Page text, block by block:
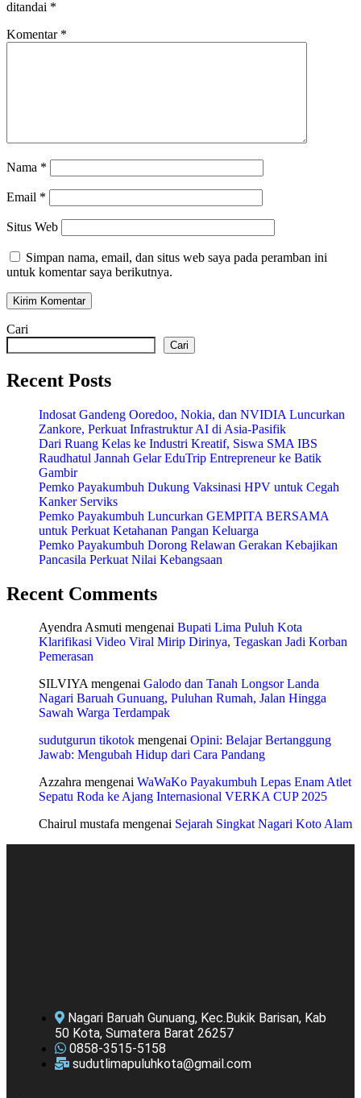
ditandai *
Komentar *
Nama *
Email *
Situs Web
Simpan nama, email, dan situs web saya pada peramban ini
untuk komentar saya berikutnya.
Cari
Cari
Recent Posts
Indosat Gandeng Ooredoo, Nokia, dan NVIDIA Luncurkan
Zankore, Perkuat Infrastruktur AI di Asia-Pasifik
Dari Ruang Kelas ke Industri Kreatif, Siswa SMA IBS
Raudhatul Jannah Gelar EduTrip Entrepreneur ke Batik
Gambir
Pemko Payakumbuh Dukung Vaksinasi HPV untuk Cegah
Kanker Serviks
Pemko Payakumbuh Luncurkan GEMPITA BERSAMA
untuk Perkuat Ketahanan Pangan Keluarga
Pemko Payakumbuh Dorong Relawan Gerakan Kebajikan
Pancasila Perkuat Nilai Kebangsaan
Recent Comments
Ayendra Asmuti mengenai Bupati Lima Puluh Kota
Klarifikasi Video Viral Mirip Dirinya, Tegaskan Jadi Korban
Pemerasan
SILVIYAmengenai Galodo dan Tanah Longsor Landa
Nagari Baruah Gunuang, Puluhan Rumah, Jalan Hingga
Sawah Warga Terdampak
sudutgurun tikotok mengenai Opini: Belajar Bertanggung
Jawab: Mengubah Hidup dari Cara Pandang
Azzahra mengenai WaWaKo Payakumbuh Lepas Enam Atlet
Sepatu Roda ke Ajang Internasional VERKA CUP 2025
Chairul mustafa mengenai Sejarah Singkat Nagari Koto Alam
Nagari Baruah Gunuang, Kec.Bukik Barisan, Kab
50 Kota, Sumatera Barat 26257
0858-3515-5158
sudutlimapuluhkota@gmail.com